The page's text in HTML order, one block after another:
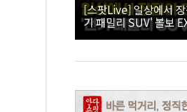
[스팟Live] 일상에서
기 패밀리 SUV' 볼보